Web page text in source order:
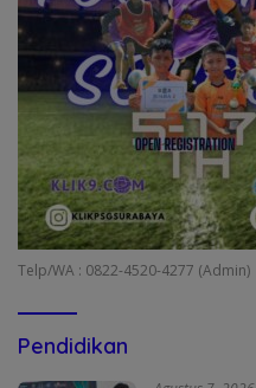
Telp/WA : 0822-4520-4277 (Admin)
Pendidikan